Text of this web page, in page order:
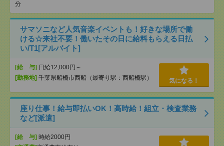
分
サマソニなど人気音楽イベントも！好きな場所で働
ける☆来社不要！働いたその日に給料もらえる日払
い/T1[アルバイト]
[給 与] 日給12,000円～
[勤務地] 千葉県船橋市西船（最寄り駅：西船橋駅） 気になる！
座り仕事！給与即払いOK！高時給！組立・検査業務
など[派遣]
[給 与] 時給2000円